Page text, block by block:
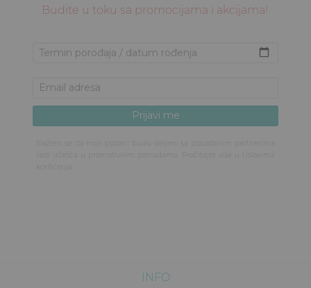
INFO
Budite u toku sa promocijama i akcijama!